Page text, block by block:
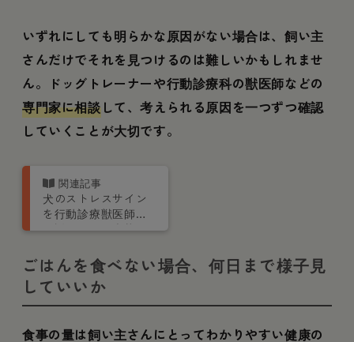
いずれにしても明らかな原因がない場合は、飼い主
さんだけでそれを見つけるのは難しいかもしれませ
ん。ドッグトレーナーや行動診療科の獣医師などの
専門家に相談して、考えられる原因を一つずつ確認
していくことが大切です。
犬のストレスサイン
を行動診療獣医師が
解説！原因や症状、
介
ごはんを食べない場合、何日まで様子見
していいか
食事の量は飼い主さんにとってわかりやすい健康の